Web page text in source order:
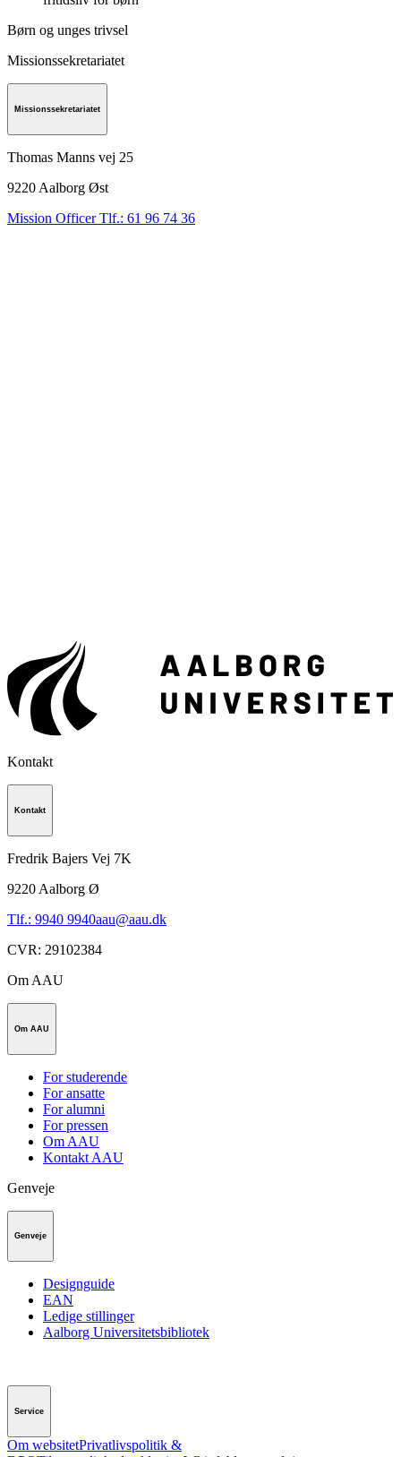
Børn og unges trivsel
Missionssekretariatet
Missionssekretariatet
Thomas Manns vej 25
9220 Aalborg Øst
Mission Officer Tlf.: 61 96 74 36
Kontakt
Kontakt
Fredrik Bajers Vej 7K
9220 Aalborg Ø
Tlf.: 9940 9940aau@aau.dk
CVR: 29102384
Om AAU
Om AAU
For studerende
For ansatte
For alumni
For pressen
Om AAU
Kontakt AAU
Genveje
Genveje
Designguide
EAN
Ledige stillinger
Aalborg Universitetsbibliotek
Service
Om websitetPrivatlivspolitik &